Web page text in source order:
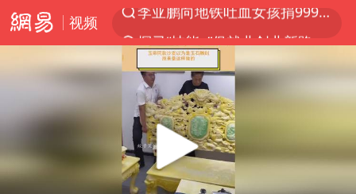
视频
探寻“技能+”促就业创业新路
台风白海豚或在华东沿海登陆
38岁山东财大教授刘海明逝世
因凡蒂诺首次公开道歉
FIFA官方支持因凡蒂诺